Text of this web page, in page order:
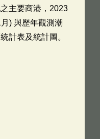
主要商港，2023
) 與歷年觀測潮
計表及統計圖。